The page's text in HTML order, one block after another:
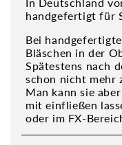
handgefertigt für
Bei
Bläschen in der
Spätestens nach
schon nicht mehr
Man kann sie
mit einfließen
oder im FX-